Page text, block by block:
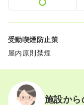
受動喫煙防止策
屋内原則禁煙
施設から